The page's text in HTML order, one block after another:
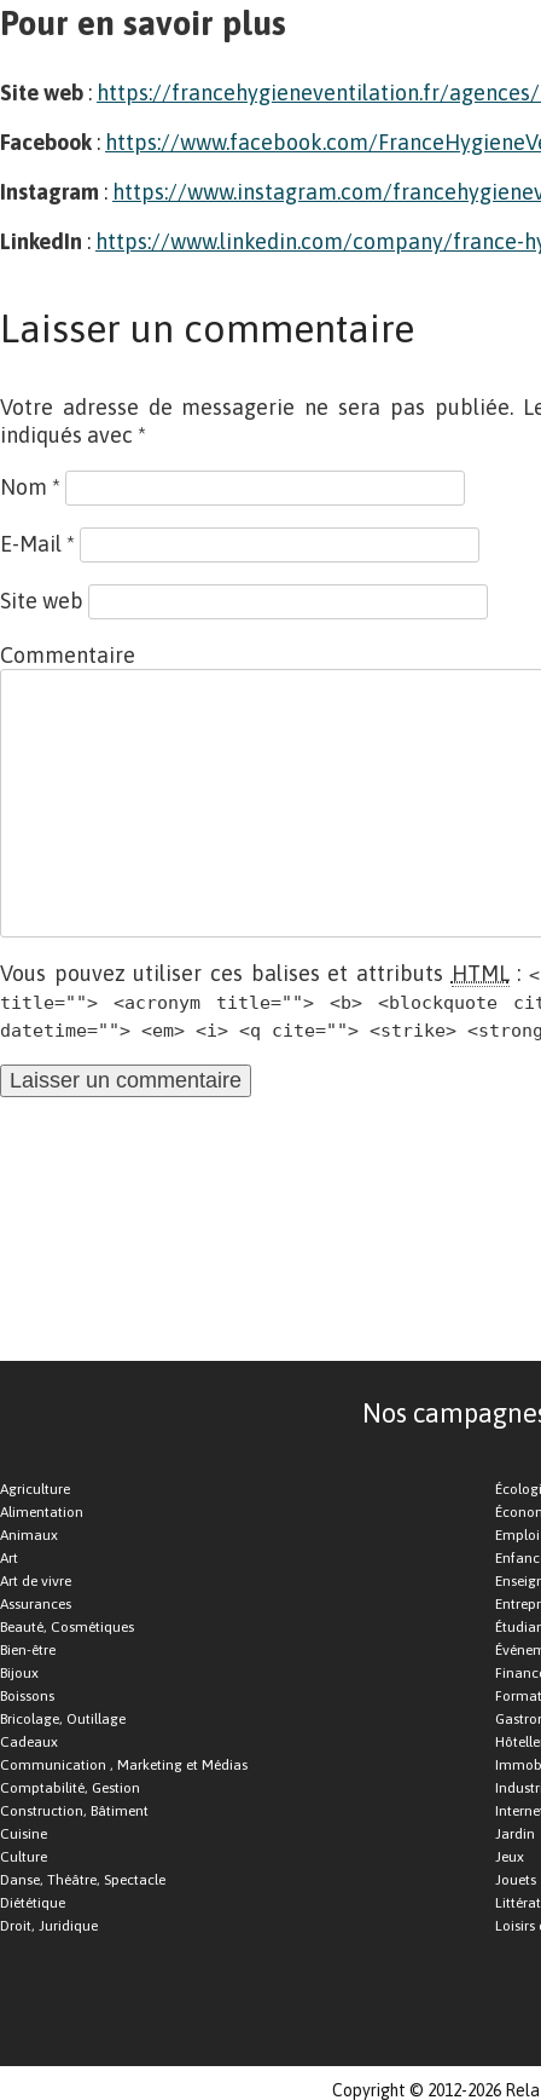
Pour en savoir plus
Site web : https://francehygieneventilation.fr/
Facebook : https://www.facebook.com/
Instagram : https://www.instagram.com/
LinkedIn : https://www.linkedin.com/company/france-
Laisser un commentaire
Votre adresse de messagerie ne sera pas publiée.
indiqués avec *
Nom *
E-Mail *
Site web
Commentaire
Vous pouvez utiliser ces balises et attributs HTML:
title=""> <acronym title=""> <b> <blockquote
datetime=""> <em> <i> <q cite=""> <strike>
Nos
Agriculture
Alimentation
Animaux
Art
Art de vivre
Assurances
Beauté, Cosmétiques
Bien-être
Bijoux
Boissons
Bricolage, Outillage
Cadeaux
Communication , Marketing et Médias
Comptabilité, Gestion
Construction, Bâtiment
Cuisine
Culture
Danse, Théâtre, Spectacle
Diététique
Droit, Juridique
Emploi
Jardin
Jeux
Jouets
Loisirs
Copyright © 2012-2026